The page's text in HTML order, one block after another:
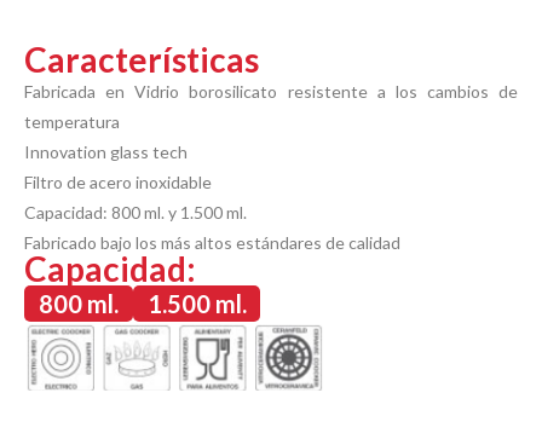
Características
Fabricada en Vidrio borosilicato resistente a los cambios de
temperatura
Innovation glass tech
Filtro de acero inoxidable
Capacidad: 800 ml. y 1.500 ml.
Fabricado bajo los más altos estándares de calidad
Capacidad:
800 ml. 1.500 ml.